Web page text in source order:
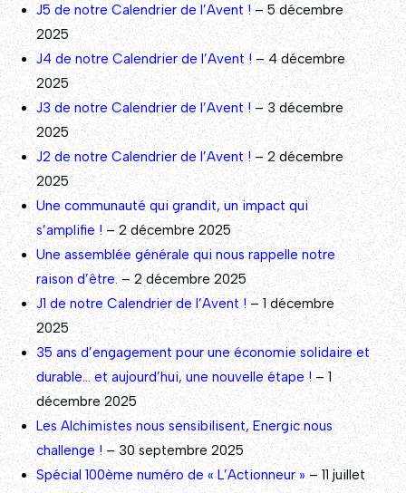
J5 de notre Calendrier de l’Avent ! – 5 décembre
2025
J4 de notre Calendrier de l’Avent ! – 4 décembre
2025
J3 de notre Calendrier de l’Avent ! – 3 décembre
2025
J2 de notre Calendrier de l’Avent !– 2 décembre
2025
Une communauté qui grandit, un impact qui
s’amplifie ! – 2 décembre 2025
Une assemblée générale qui nous rappelle notre
raison d’être.– 2 décembre 2025
J1 de notre Calendrier de l’Avent !– 1 décembre
2025
35 ans d’engagement pour une économie solidaire et
durable… et aujourd’hui, une nouvelle étape !– 1
décembre 2025
Les Alchimistes nous sensibilisent, Energic nous
challenge ! – 30 septembre 2025
Spécial 100ème numéro de « L’Actionneur » – 11 juillet